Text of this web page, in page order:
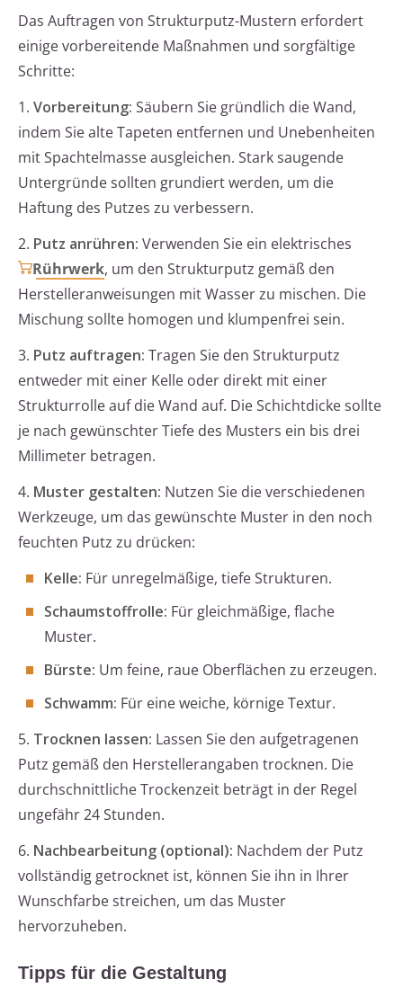
Das Auftragen von Strukturputz-Mustern erfordert
einige vorbereitende Maßnahmen und sorgfältige
Schritte:
1. Vorbereitung: Säubern Sie gründlich die Wand,
indem Sie alte Tapeten entfernen und Unebenheiten
mit Spachtelmasse ausgleichen. Stark saugende
Untergründe sollten grundiert werden, um die
Haftung des Putzes zu verbessern.
2. Putz anrühren: Verwenden Sie ein elektrisches
Rührwerk, um den Strukturputz gemäß den
Herstelleranweisungen mit Wasser zu mischen. Die
Mischung sollte homogen und klumpenfrei sein.
3. Putz auftragen: Tragen Sie den Strukturputz
entweder mit einer Kelle oder direkt mit einer
Strukturrolle auf die Wand auf. Die Schichtdicke sollte
je nach gewünschter Tiefe des Musters ein bis drei
Millimeter betragen.
4. Muster gestalten: Nutzen Sie die verschiedenen
Werkzeuge, um das gewünschte Muster in den noch
feuchten Putz zu drücken:
Kelle: Für unregelmäßige, tiefe Strukturen.
Schaumstoffrolle: Für gleichmäßige, flache
Muster.
Bürste: Um feine, raue Oberflächen zu erzeugen.
Schwamm: Für eine weiche, körnige Textur.
5. Trocknen lassen: Lassen Sie den aufgetragenen
Putz gemäß den Herstellerangaben trocknen. Die
durchschnittliche Trockenzeit beträgt in der Regel
ungefähr 24 Stunden.
6. Nachbearbeitung (optional): Nachdem der Putz
vollständig getrocknet ist, können Sie ihn in Ihrer
Wunschfarbe streichen, um das Muster
hervorzuheben.
Tipps für die Gestaltung